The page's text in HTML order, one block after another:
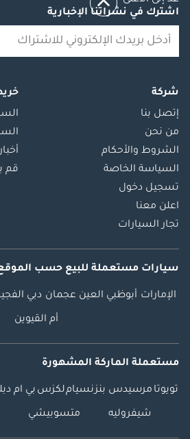
اشترك في نشراتنا الإخبارية
شركة
إتصل بنا
من نحن
الشروط والأحكام
السياسة الخاصة
تسجيل دخول
اعلن معنا
تجار السيارات
قم
سيارات مستعملة للبيع حسب
الإمارات أبوظبي العين عجمان دبي
أم القيوين
مستعملة الماركة المشهورة
تويوتا مرسيدس بنزنسياملكزس بي ام
شيفروليه متسوبيشي